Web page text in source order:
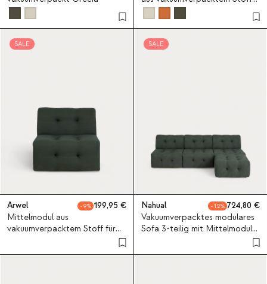
für modulares Sofa Rhys
SALE
Arwel 9
199,95
Mittelmodul aus
vakuumverpacktem Stoff für
SALE
Nahual 12
724,80
Vakuumverpacktes modulares
Sofa 3-teilig mit Mittelmodul
Nahual